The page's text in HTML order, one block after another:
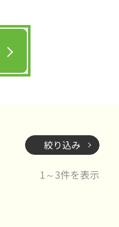
絞り込み
1～3件を表示